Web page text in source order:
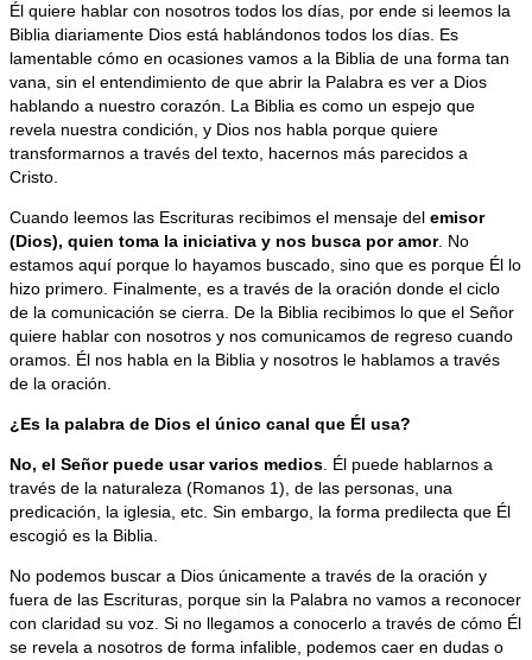
Él quiere hablar con nosotros todos los días, por ende si leemos la
Biblia diariamente Dios está hablándonos todos los días. Es
lamentable cómo en ocasiones vamos a la Biblia de una forma tan
vana, sin el entendimiento de que abrir la Palabra es ver a Dios
hablando a nuestro corazón. La Biblia es como un espejo que
revela nuestra condición, y Dios nos habla porque quiere
transformarnos a través del texto, hacernos más parecidos a
Cristo.
Cuando leemos las Escrituras recibimos el mensaje del emisor
(Dios), quien toma la iniciativa y nos busca por amor. No
estamos aquí porque lo hayamos buscado, sino que es porque Él lo
hizo primero. Finalmente, es a través de la oración donde el ciclo
de la comunicación se cierra. De la Biblia recibimos lo que el Señor
quiere hablar con nosotros y nos comunicamos de regreso cuando
oramos. Él nos habla en la Biblia y nosotros le hablamos a través
de la oración.
¿Es la palabra de Dios el único canal que Él usa?
No, el Señor puede usar varios medios. Él puede hablarnos a
través de la naturaleza (Romanos 1), de las personas, una
predicación, la iglesia, etc. Sin embargo, la forma predilecta que Él
escogió es la Biblia.
No podemos buscar a Dios únicamente a través de la oración y
fuera de las Escrituras, porque sin la Palabra no vamos a reconocer
con claridad su voz. Si no llegamos a conocerlo a través de cómo Él
se revela a nosotros de forma infalible, podemos caer en dudas o